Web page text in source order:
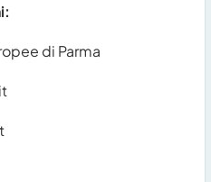
di Parma